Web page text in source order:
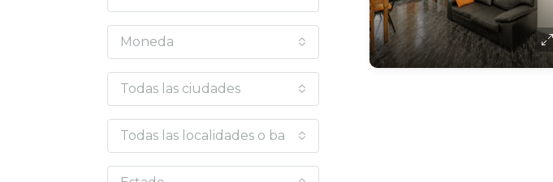
Moneda
Todas las ciudades
Todas las localidades o barrios